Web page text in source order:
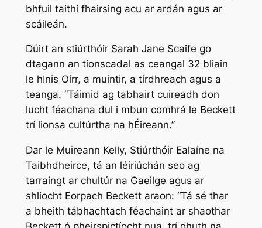
bhfuil taithí fhairsing acu ar ardán agus ar
scáileán.
Dúirt an stiúrthóir Sarah Jane Scaife go
dtagann an tionscadal as ceangal 32 bliain
le hInis Oírr, a muintir, a tírdhreach agus a
teanga. “Táimid ag tabhairt cuireadh don
lucht féachana dul i mbun comhrá le Beckett
trí lionsa cultúrtha na hÉireann.”
Dar le Muireann Kelly, Stiúrthóir Ealaíne na
Taibhdheirce, tá an léiriúchán seo ag
tarraingt ar chultúr na Gaeilge agus ar
shliocht Eorpach Beckett araon: “Tá sé thar
a bheith tábhachtach féachaint ar shaothar